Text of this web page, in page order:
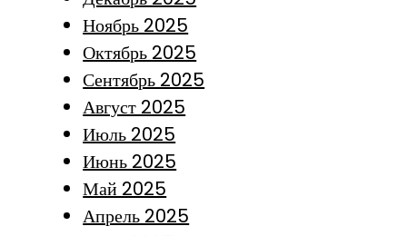
Ноябрь 2025
Октябрь 2025
Сентябрь 2025
Август 2025
Июль 2025
Июнь 2025
Май 2025
Апрель 2025